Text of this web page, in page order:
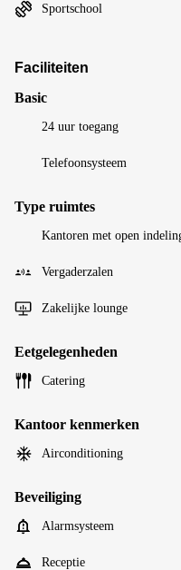
Sportschool
Faciliteiten
Basic
24 uur toegang
Telefoonsysteem
Type ruimtes
Kantoren met open
Vergaderzalen
Zakelijke lounge
Eetgelegenheden
Catering
Kantoor kenmerken
Airconditioning
Beveiliging
Alarmsysteem
Receptie